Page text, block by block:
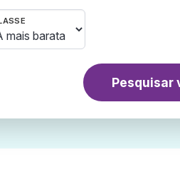
Pesquisar